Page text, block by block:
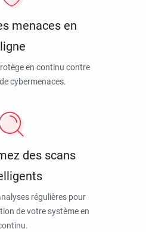
menaces en
ligne
en continu contre
cybermenaces.
des scans
régulières pour
de votre système en